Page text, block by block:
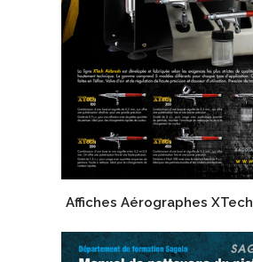
Affiches Aérographes XTech